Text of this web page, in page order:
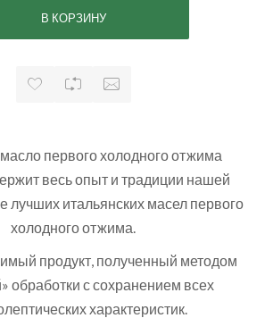
первого холодного отжима
весь опыт и традиции нашей
лучших итальянских масел первого
холодного отжима.
продукт, полученный методом
обработки с сохранением всех
характеристик.